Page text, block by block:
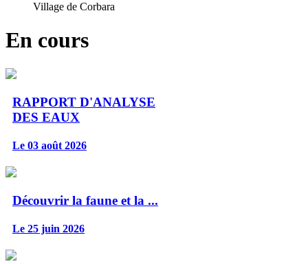
Village de Corbara
En cours
RAPPORT D'ANALYSE
DES EAUX
Le 03 août 2026
Découvrir la faune et la ...
Le 25 juin 2026